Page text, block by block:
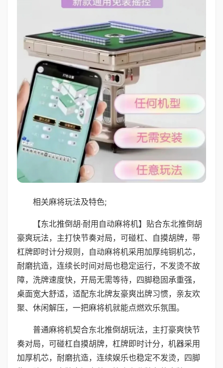
相关麻将玩法及特色;
【东北推倒胡·耐用自动麻将机】贴合东北推倒胡
豪爽玩法，主打快节奏对局，可碰杠、自摸胡牌，带
杠牌即时计分规则，自动麻将机采用加厚纯铜机芯，
耐磨抗造，连续长时间对局也稳定运行，不发烫不故
障，洗牌速度快，开局无需等待，四脚稳固承重强，
桌面宽大舒适，适配东北牌友豪爽出牌习惯，亲友欢
聚、休闲解压，一把麻将机就能点燃欢乐氛围。
普通麻将机契合东北推倒胡玩法，主打豪爽快节
奏对局，可碰杠自摸胡牌，杠牌即时计分，机器采用
加厚机芯，耐磨抗造，连续娱乐也稳定不发烫，四脚